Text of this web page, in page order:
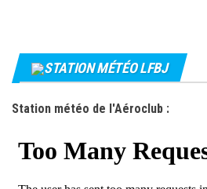
STATION MÉTÉO LFBJ
Station météo de l'Aéroclub :